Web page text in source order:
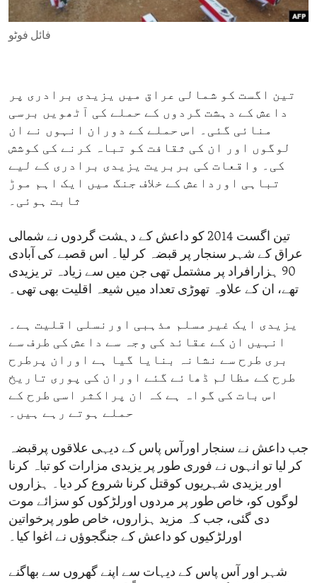
ENVIRONMENT AND HEALTH
IDEALS AND INSTITUTIONS
فائل فوٹو
تین اگست کو شمالی عراق میں یزیدی برادری پر
داعش کے دہشت گردوں کے حملے کی آٹھویں برسی
منائی گئی۔ اس حملے کے دوران انہوں نے ان
لوگوں اور ان کی ثقافت کو تباہ کرنے کی کوشش
کی۔ واقعات کی بربریت یزیدی برادری کے لیے
تباہی اورداعش کے خلاف جنگ میں ایک اہم موڑ
ثابت ہوئی۔
تین اگست 2014 کو داعش کے دہشت گردوں نے شمالی
عراق کے شہر سنجار پر قبضہ کر لیا۔ اس قصبے کی آبادی
90 ہزارافراد پر مشتمل تھی جن میں سے زیادہ تر یزیدی
تھے، ان کے علاوہ تھوڑی تعداد میں شیعہ اقلیت بھی تھی۔
یزیدی ایک غیرمسلم مذہبی اورنسلی اقلیت ہے۔
انہیں ان کے عقائد کی وجہ سے داعش کی طرف سے
بری طرح سے نشانہ بنایا گیا ہے اوران پرطرح
طرح کے مظالم ڈھائے گئے اوران کی پوری تاریخ
اس بات کی گواہ ہے کہ ان پراکثر اسی طرح کے
حملے ہوتے رہے ہیں۔
جب داعش نے سنجار اورآس پاس کے دیہی علاقوں پرقبضہ
کر لیا تو انہوں نے فوری طور پر یزیدی مزارات کو تباہ کرنا
اور یزیدی شہریوں کوقتل کرنا شروع کر دیا۔ ہزاروں
لوگوں کو، خاص طور پر مردوں اورلڑکوں کو سزائے موت
دی گئی، جب کہ مزید ہزاروں، خاص طور پرخواتین
اورلڑکیوں کو داعش کے جنگجوؤں نے اغوا کیا۔
شہر اور آس پاس کے دیہات سے اپنے گھروں سے بھاگنے